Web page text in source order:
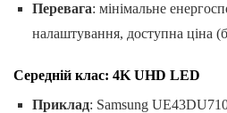
Перевага: мінімальне
налаштування, доступна ціна
Середній клас: 4K UHD LED
Приклад: Samsung